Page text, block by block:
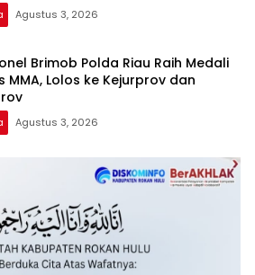
Agustus 3, 2026
Brimob Polda Riau Raih Medali
MMA, Lolos ke Kejurprov dan
Agustus 3, 2026